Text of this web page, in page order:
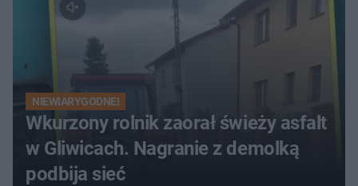
NIEWIARYGODNE!
Wkurzony rolnik zaorał świeży asfalt
w Gliwicach. Nagranie z demolką
podbija sieć